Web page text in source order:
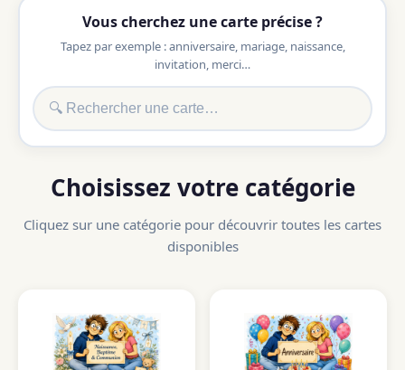
Vous cherchez une carte précise ?
Tapez par exemple : anniversaire, mariage, naissance,
invitation, merci…
Choisissez votre catégorie
Cliquez sur une catégorie pour découvrir toutes les cartes
disponibles